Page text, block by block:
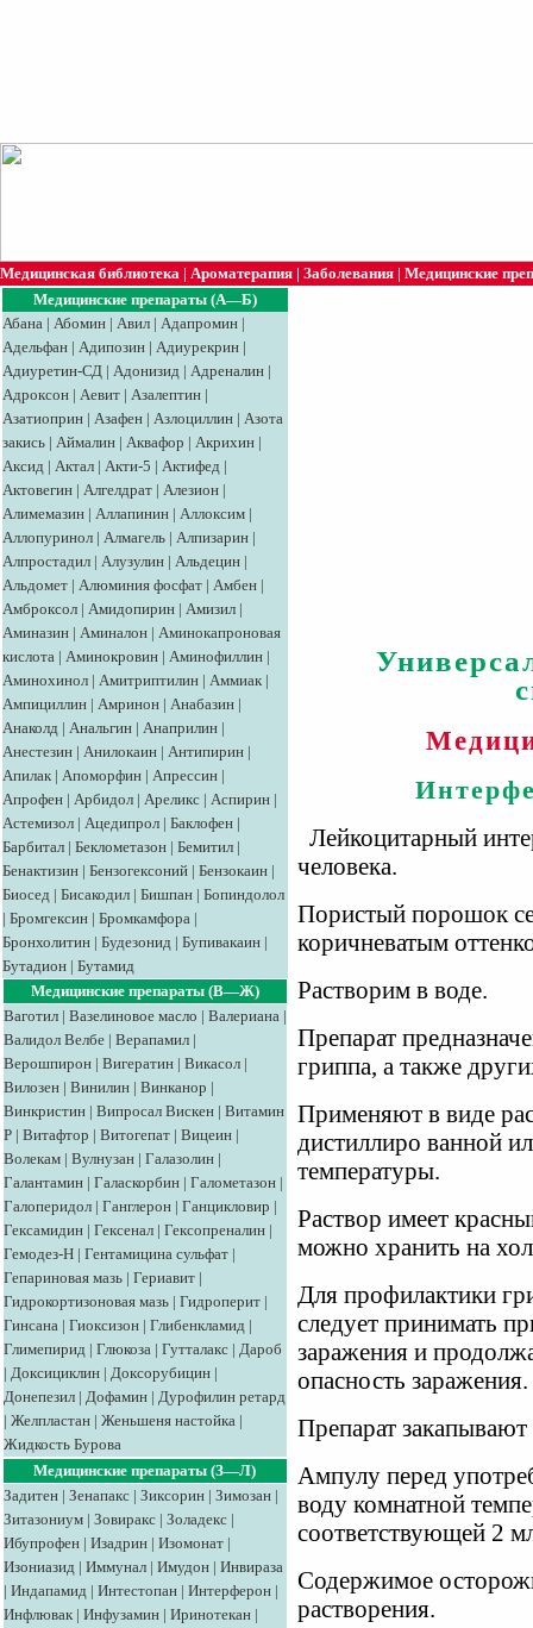
Медицинская библиотека | Ароматерапия | Заболевания | Медицинские
Медицинские препараты (А—Б)
Абана | Абомин | Авил | Адапромин |
Адельфан | Адипозин | Адиурекрин |
Адиуретин-СД | Адонизид | Адреналин |
Адроксон | Аевит | Азалептин |
Азатиоприн | Азафен | Азлоциллин | Азота
закись | Аймалин | Аквафор | Акрихин |
Аксид | Aктaл | Акти-5 | Актифед |
Актовегин | Алгелдрат | Алезион |
Алимемазин | Аллапинин | Аллоксим |
Аллопуринол | Алмагель | Алпизарин |
Алпростадил | Алузулин | Альдецин |
Альдомет | Алюминия фосфат | Амбен |
Амброксол | Амидопирин | Амизил |
Аминазин | Аминалон | Аминокапроновая
кислота | Аминокровин | Аминофиллин |
Аминохинол | Амитриптилин | Аммиак |
Ампициллин | Амринон | Анабазин |
Анаколд | Анальгин | Анаприлин |
Анестезин | Анилокаин | Антипирин |
Апилак | Апоморфин | Апрессин |
Апрофен | Арбидол | Ареликс | Аспирин |
Астемизол | Ацедипрол | Баклофен |
Барбитал | Беклометазон | Бемитил |
Бенактизин | Бензогексоний | Бензокаин |
Биосед | Бисакодил | Бишпан | Бопиндолол
| Бромгексин | Бромкамфора |
Бронхолитин | Будезонид | Бупивакаин |
Бутадион | Бутамид
Медицинские препараты (В—Ж)
Ваготил | Вазелиновое масло | Валериана |
Валидол Велбе | Верапамил |
Верошпирон | Вигератин | Викасол |
Вилозен | Винилин | Винканор |
Винкристин | Випросал Вискен | Витамин
Р | Витафтор | Витогепат | Вицеин |
Волекам | Вулнузан | Галазолин |
Галантамин | Галаскорбин | Галометазон |
Галоперидол | Ганглерон | Ганцикловир |
Гексамидин | Гексенал | Гексопреналин |
Гемодез-Н | Гентамицина сульфат |
Гепариновая мазь | Гериавит |
Гидрокортизоновая мазь | Гидроперит |
Гинсана | Гиоксизон | Глибенкламид |
Глимепирид | Глюкоза | Гутталакс | Дароб
| Доксициклин | Доксорубицин |
Донепезил | Дофамин | Дурофилин ретард
| Желпластан | Женьшеня настойка |
Жидкость Бурова
Медицинские препараты (З—Л)
Задитен | Зенапакс | Зиксорин | Зимозан |
Зитазониум | Зовиракс | Золадекс |
Ибупрофен | Изадрин | Изомонат |
Изониазид | Иммунал | Имудон | Инвираза
| Индапамид | Интестопан | Интерферон |
Инфлювак | Инфузамин | Иринотекан |
Лейкоцитарный
человека.
Пористый порошок
коричневатым
Растворим в воде.
Препарат
гриппа, а также
Применяют в виде
дистиллиро ванной
температуры.
Раствор имеет
можно хранить на
Для профилактики
следует принимать
заражения и
опасность заражения.
Препарат
Ампулу перед
воду комнатной
соответствующей 2
Содержимое
растворения.